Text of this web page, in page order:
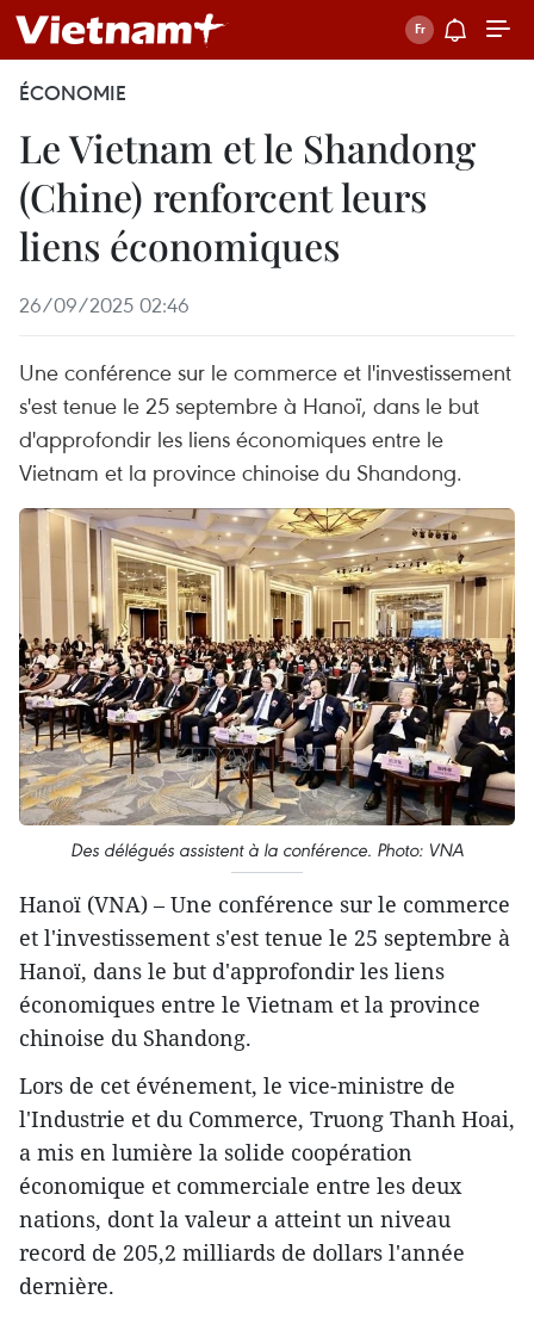
ÉCONOMIE
Le Vietnam et le Shandong
(Chine) renforcent leurs
liens économiques
26/09/2025 02:46
Une conférence sur le commerce et l'investissement
s'est tenue le 25 septembre à Hanoï, dans le but
d'approfondir les liens économiques entre le
Vietnam et la province chinoise du Shandong.
Des délégués assistent à la conférence. Photo: VNA
Hanoï (VNA) – Une conférence sur le commerce
et l'investissement s'est tenue le 25 septembre à
Hanoï, dans le but d'approfondir les liens
économiques entre le Vietnam et la province
chinoise du Shandong.
Lors de cet événement, le vice-ministre de
l'Industrie et du Commerce, Truong Thanh Hoai,
a mis en lumière la solide coopération
économique et commerciale entre les deux
nations, dont la valeur a atteint un niveau
record de 205,2 milliards de dollars l'année
dernière.